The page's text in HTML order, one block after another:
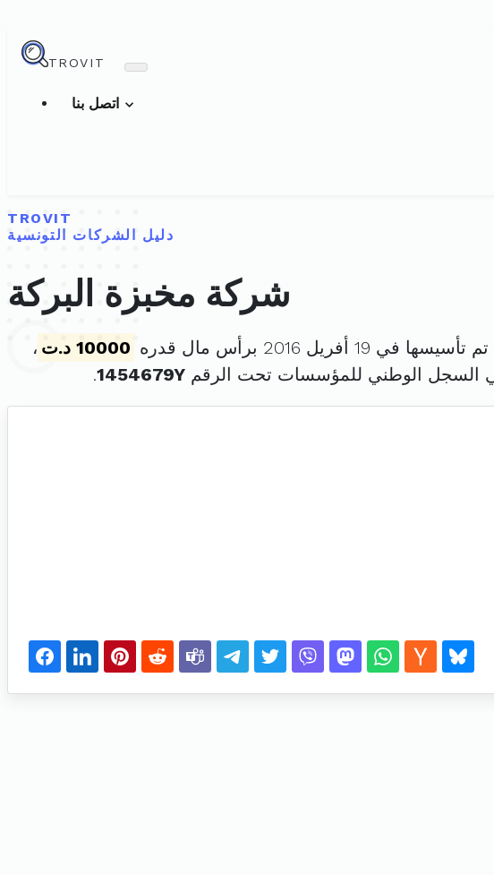
TROVIT
TROVIT
دليل الشركات التونسية
شركة مخبزة البركة
تأسيسها في 19 أفريل 2016 برأس مال قدره 10000 د.ت
،
السجل الوطني للمؤسسات تحت الرقم 1454679Y
.